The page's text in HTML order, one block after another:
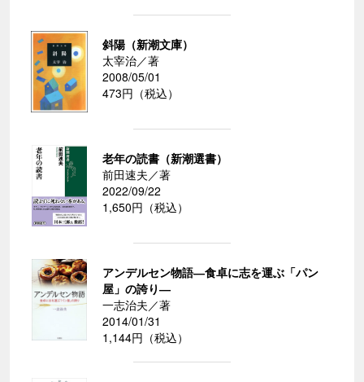
斜陽（新潮文庫）
太宰治／著
2008/05/01
473円（税込）
老年の読書（新潮選書）
前田速夫／著
2022/09/22
1,650円（税込）
アンデルセン物語―食卓に志を運ぶ「パン
屋」の誇り―
一志治夫／著
2014/01/31
1,144円（税込）